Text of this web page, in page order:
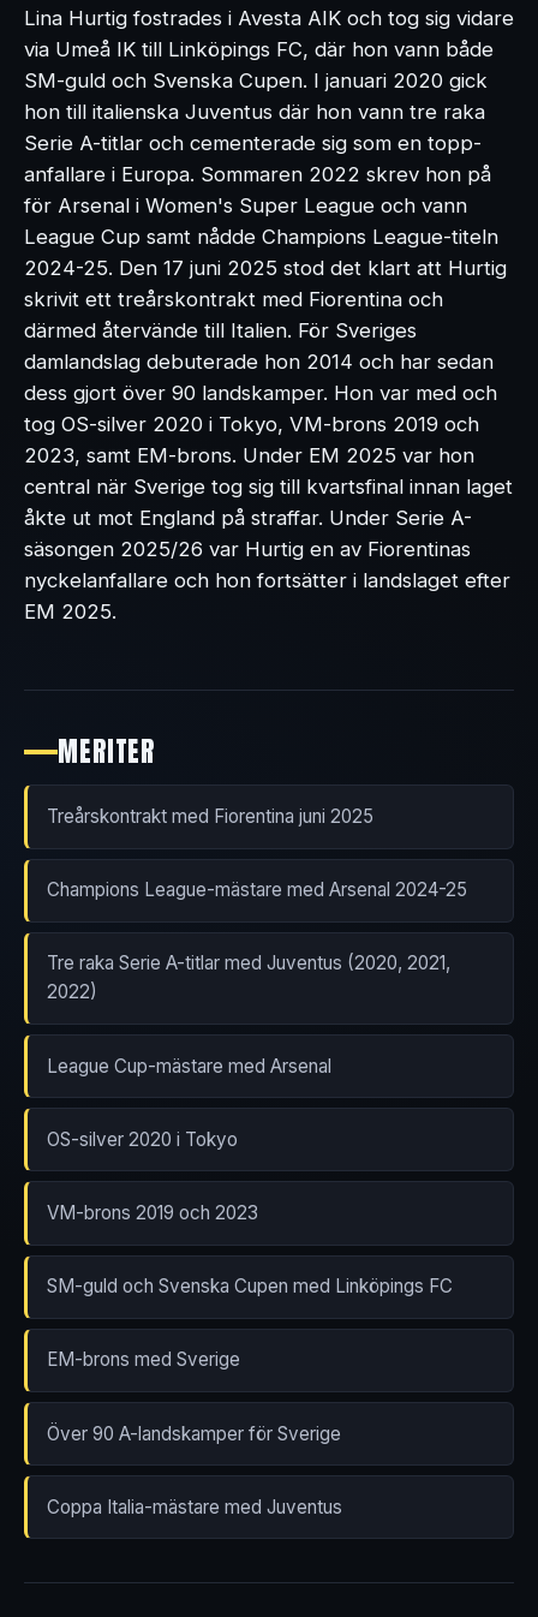
Lina Hurtig fostrades i Avesta AIK och tog sig vidare
via Umeå IK till Linköpings FC, där hon vann både
SM-guld och Svenska Cupen. I januari 2020 gick
hon till italienska Juventus där hon vann tre raka
Serie A-titlar och cementerade sig som en topp-
anfallare i Europa. Sommaren 2022 skrev hon på
för Arsenal i Women's Super League och vann
League Cup samt nådde Champions League-titeln
2024-25. Den 17 juni 2025 stod det klart att Hurtig
skrivit ett treårskontrakt med Fiorentina och
därmed återvände till Italien. För Sveriges
damlandslag debuterade hon 2014 och har sedan
dess gjort över 90 landskamper. Hon var med och
tog OS-silver 2020 i Tokyo, VM-brons 2019 och
2023, samt EM-brons. Under EM 2025 var hon
central när Sverige tog sig till kvartsfinal innan laget
åkte ut mot England på straffar. Under Serie A-
säsongen 2025/26 var Hurtig en av Fiorentinas
nyckelanfallare och hon fortsätter i landslaget efter
EM 2025.
MERITER
Treårskontrakt med Fiorentina juni 2025
Champions League-mästare med Arsenal 2024-25
Tre raka Serie A-titlar med Juventus (2020, 2021,
2022)
League Cup-mästare med Arsenal
OS-silver 2020 i Tokyo
VM-brons 2019 och 2023
SM-guld och Svenska Cupen med Linköpings FC
EM-brons med Sverige
Över 90 A-landskamper för Sverige
Coppa Italia-mästare med Juventus